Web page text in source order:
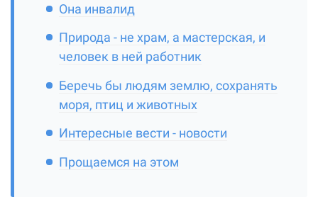
Она инвалид
Природа - не храм, а мастерская, и
человек в ней работник
Беречь бы людям землю, сохранять
моря, птиц и животных
Интересные вести - новости
Прощаемся на этом